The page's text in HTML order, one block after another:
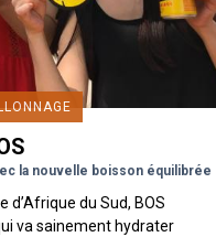
la nouvelle boisson équilibrée
d’Afrique du Sud, BOS
va sainement hydrater